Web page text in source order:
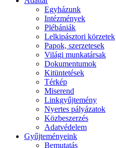
Egyházunk
Intézmények
Plébániák
Lelkipásztori körzetek
Papok, szerzetesek
Világi munkatársak
Dokumentumok
Kitüntetések
Térkép
Miserend
Linkgyűjtemény
Nyertes pályázatok
Közbeszerzés
Adatvédelem
Gyűjteményeink
Bemutatás